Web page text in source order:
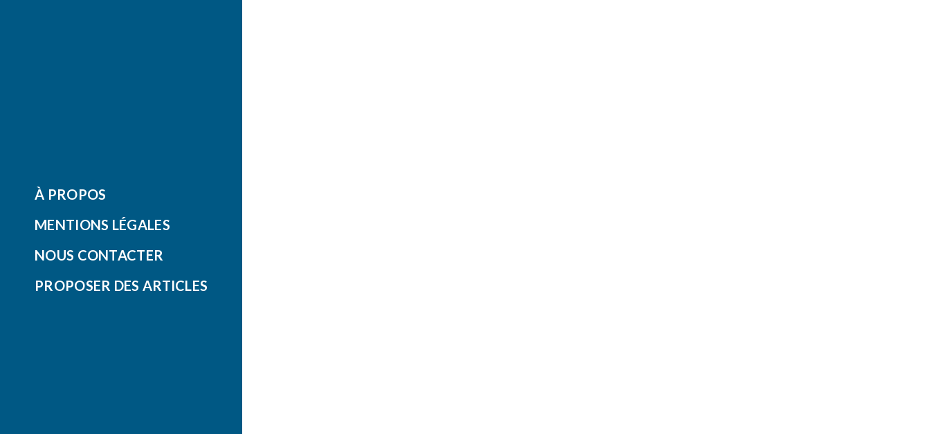
À PROPOS
MENTIONS LÉGALES
NOUS CONTACTER
PROPOSER DES ARTICLES